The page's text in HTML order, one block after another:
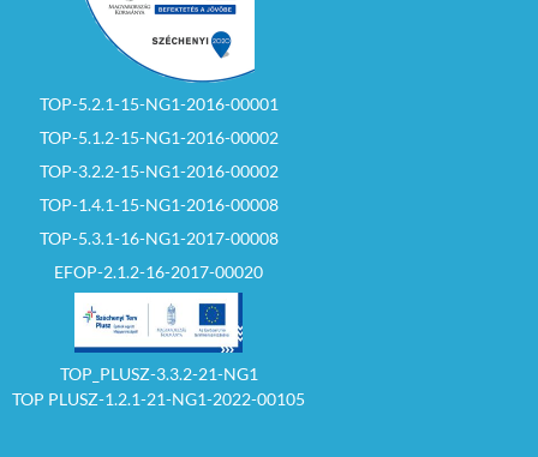
TOP-5.2.1-15-NG1-2016-00001
TOP-5.1.2-15-NG1-2016-00002
TOP-3.2.2-15-NG1-2016-00002
TOP-1.4.1-15-NG1-2016-00008
TOP-5.3.1-16-NG1-2017-00008
EFOP-2.1.2-16-2017-00020
TOP_PLUSZ-3.3.2-21-NG1
TOP PLUSZ-1.2.1-21-NG1-2022-00105